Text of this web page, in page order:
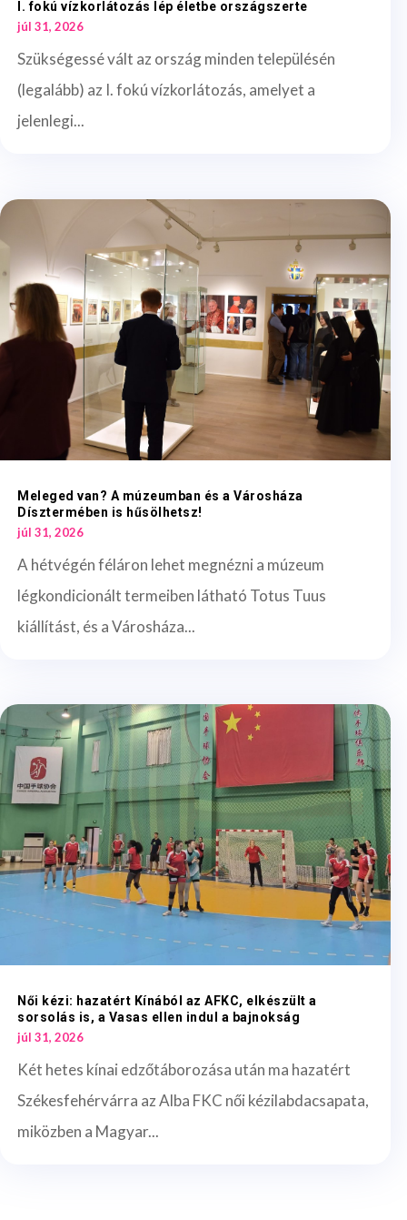
I. fokú vízkorlátozás lép életbe országszerte
júl 31, 2026
Szükségessé vált az ország minden településén
(legalább) az I. fokú vízkorlátozás, amelyet a
jelenlegi...
Meleged van? A múzeumban és a Városháza
Dísztermében is hűsölhetsz!
júl 31, 2026
A hétvégén féláron lehet megnézni a múzeum
légkondicionált termeiben látható Totus Tuus
kiállítást, és a Városháza...
Női kézi: hazatért Kínából az AFKC, elkészült a
sorsolás is, a Vasas ellen indul a bajnokság
júl 31, 2026
Két hetes kínai edzőtáborozása után ma hazatért
Székesfehérvárra az Alba FKC női kézilabdacsapata,
miközben a Magyar...